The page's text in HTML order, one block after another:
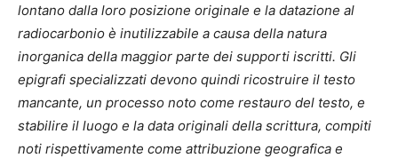
lontano dalla loro posizione originale e la datazione al
radiocarbonio è inutilizzabile a causa della natura
inorganica della maggior parte dei supporti iscritti. Gli
epigrafi specializzati devono quindi ricostruire il testo
mancante, un processo noto come restauro del testo, e
stabilire il luogo e la data originali della scrittura, compiti
noti rispettivamente come attribuzione geografica e